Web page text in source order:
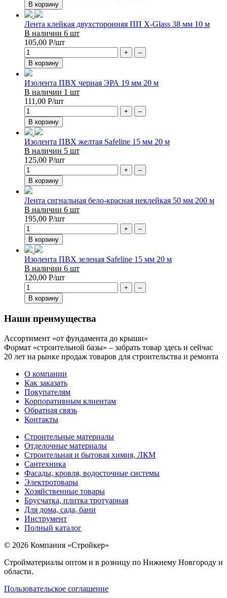
В корзину
Лента клейкая двухсторонняя ПП X-Glass 38 мм 10 м
В наличии 6 шт
105,00 Р/шт
+
–
В корзину
Изолента ПВХ черная ЭРА 19 мм 20 м
В наличии 1 шт
111,00 Р/шт
+
–
В корзину
Изолента ПВХ желтая Safeline 15 мм 20 м
В наличии 5 шт
125,00 Р/шт
+
–
В корзину
Лента сигнальная бело-красная неклейкая 50 мм 200 м
В наличии 6 шт
195,00 Р/шт
+
–
В корзину
Изолента ПВХ зеленая Safeline 15 мм 20 м
В наличии 6 шт
120,00 Р/шт
+
–
В корзину
Наши преимущества
Ассортимент «от фундамента до крыши»
Формат «строительной базы» – забрать товар здесь и сейчас
20 лет на рынке продаж товаров для строительства и ремонта
О компании
Как заказать
Покупателям
Корпоративным клиентам
Обратная связь
Контакты
Строительные материалы
Отделочные материалы
Строительная и бытовая химия, ЛКМ
Сантехника
Фасады, кровля, водосточные системы
Электротовары
Хозяйственные товары
Брусчатка, плитка тротуарная
Для дома, сада, бани
Инструмент
Полный каталог
© 2026 Компания «Стройкер»
Стройматериалы оптом и в розницу по Нижнему Новгороду и
области.
Пользовательское соглашение